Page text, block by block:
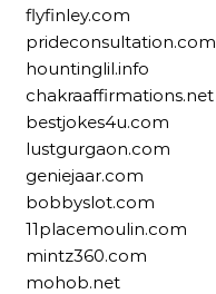
flyfinley.com
prideconsultation.com
hountinglil.info
chakraaffirmations.net
bestjokes4u.com
lustgurgaon.com
geniejaar.com
bobbyslot.com
11placemoulin.com
mintz360.com
mohob.net